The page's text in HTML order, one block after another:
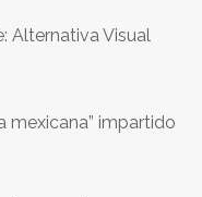
Alternativa Visual
mexicana” impartido